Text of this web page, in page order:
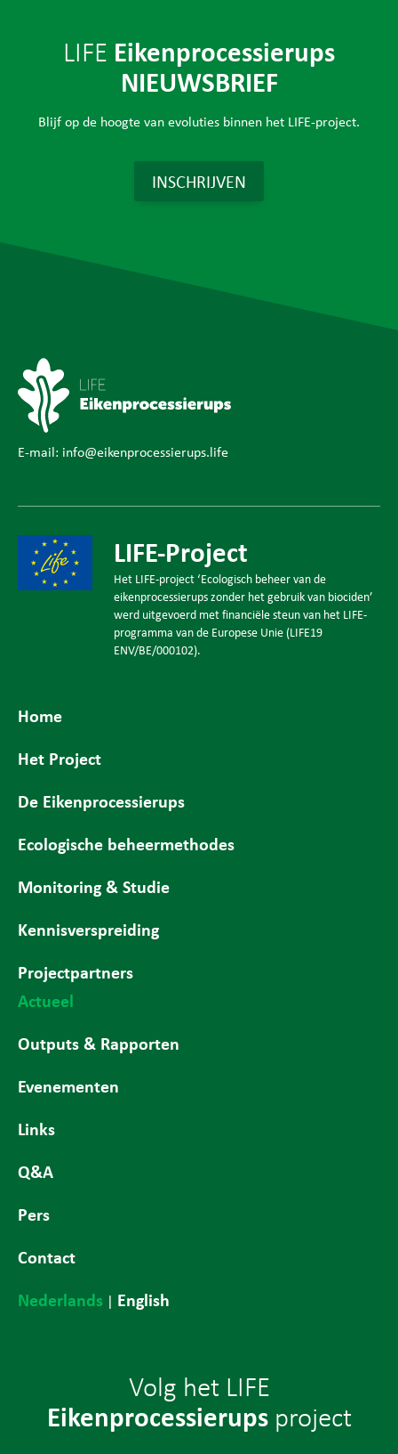
LIFE Eikenprocessierups
NIEUWSBRIEF
Blijf op de hoogte van evoluties binnen het LIFE-project.
INSCHRIJVEN
E-mail: info@eikenprocessierups.life
LIFE-Project
Het LIFE-project ‘Ecologisch beheer van de
eikenprocessierups zonder het gebruik van biociden’
werd uitgevoerd met financiële steun van het LIFE-
programma van de Europese Unie (LIFE19
ENV/BE/000102).
Home
Het Project
De Eikenprocessierups
Ecologische beheermethodes
Monitoring & Studie
Kennisverspreiding
Projectpartners
Actueel
Outputs & Rapporten
Evenementen
Links
Q&A
Pers
Contact
Nederlands | English
Volg het LIFE
Eikenprocessierupsproject